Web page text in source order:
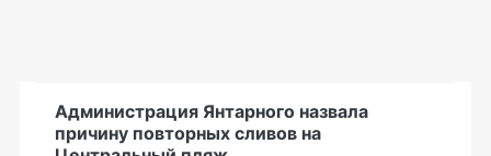
Администрация Янтарного назвала
причину повторных сливов на